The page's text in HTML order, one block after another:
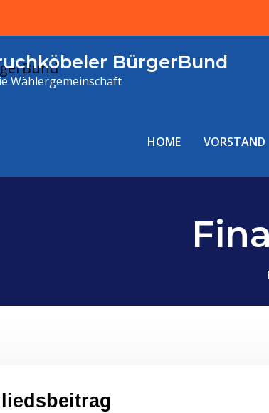
BürgerBund
Wählergemeinschaft
HOME VORSTAND